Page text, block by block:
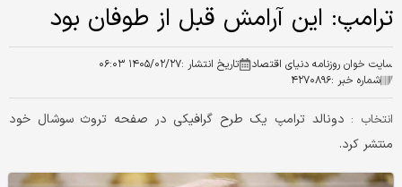
ترامپ: این آرامش قبل از طوفان بود
سایت خوان روزنامه دنیای اقتصاد تاریخ انتشار :۱۴۰۵/۰۲/۲۷ ۰۶:۰۳
شماره خبر :۴۲۷۰۸۹۶
انتخاب : دونالد ترامپ یک طرح گرافیکی در صفحه تروث سوشال خود
منتشر کرد.